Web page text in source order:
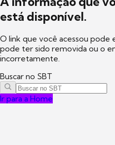
está disponível.
O link que você acessou pode
pode ter sido removida ou o
incorretamente.
Buscar no SBT
Ir para a Home